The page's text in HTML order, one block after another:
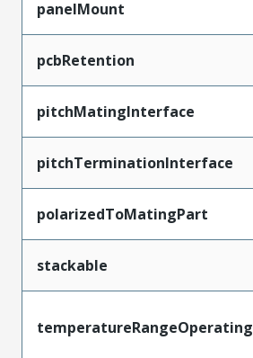
panelMount
pcbRetention
pitchMatingInterface
pitchTerminationInterface
polarizedToMatingPart
stackable
temperatureRangeOperating